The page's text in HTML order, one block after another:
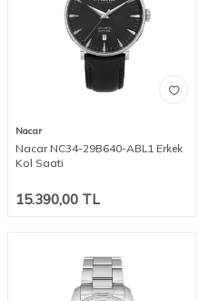
Nacar
Nacar NC34-29B640-ABL1 Erkek
Kol Saati
15.390,00 TL